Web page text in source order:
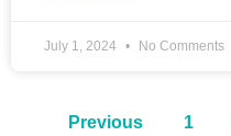
July 1, 2024 No Comments
Previous 1